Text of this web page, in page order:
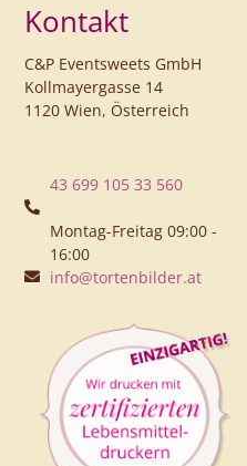
Kontakt
C&P Eventsweets GmbH
Kollmayergasse 14
1120 Wien, Österreich
43 699 105 33 560
Montag-Freitag 09:00 -
16:00
info@tortenbilder.at